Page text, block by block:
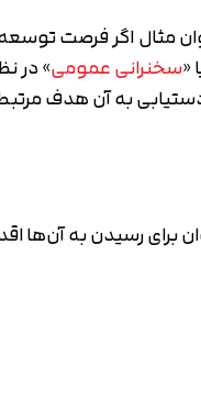
مثال اگر فرصت
«سخنرانی عمومی» در
دستیابی به آن هدف
رسیدن به آن‌ها